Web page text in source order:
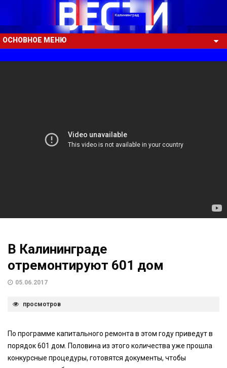
ОСНОВНОЕ МЕНЮ
В Калининграде
отремонтируют 601 дом
05.06.2017
просмотров
По программе капитального ремонта в этом году приведут в
порядок 601 дом. Половина из этого количества уже прошла
конкурсные процедуры, готовятся документы, чтобы